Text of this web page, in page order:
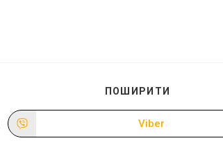
ПОШИРИТИ
Відкрити
в
Viber